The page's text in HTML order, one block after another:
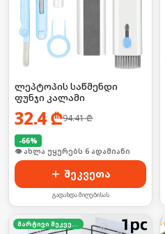
ლეპტოპის საწმენდი
ფუნჯი კალამი
32.4₾94.41₾
-66%
🛒 ბოლო 24სთ-ში იყიდა 6-მა
შეკვეთა
გადახდა მიღებისას
მარტივი შეკვეთა